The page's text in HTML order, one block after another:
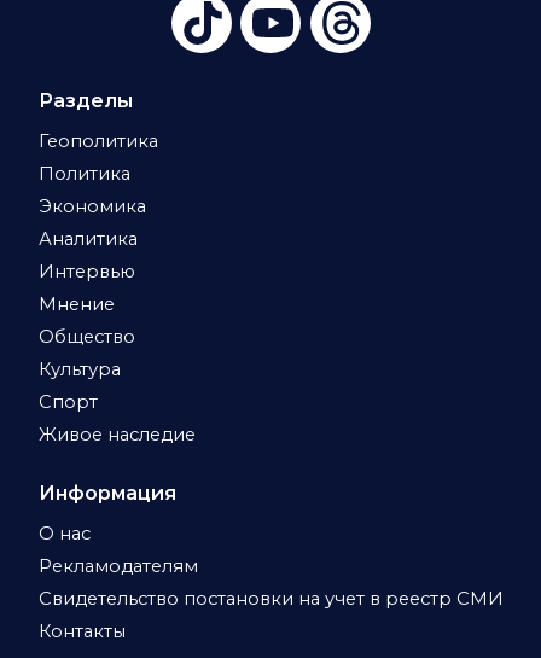
Разделы
Геополитика
Политика
Экономика
Аналитика
Интервью
Мнение
Общество
Культура
Спорт
Живое наследие
Информация
О нас
Рекламодателям
Свидетельство постановки на учет в реестр СМИ
Контакты